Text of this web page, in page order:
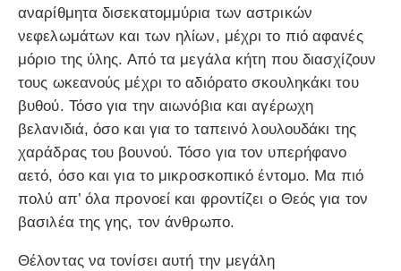
αναρίθμητα δισεκατομμύρια των αστρικών
νεφελωμάτων και των ηλίων, μέχρι το πιό αφανές
μόριο της ύλης. Από τα μεγάλα κήτη που διασχίζουν
τους ωκεανούς μέχρι το αδιόρατο σκουληκάκι του
βυθού. Τόσο για την αιωνόβια και αγέρωχη
βελανιδιά, όσο και για το ταπεινό λουλουδάκι της
χαράδρας του βουνού. Τόσο για τον υπερήφανο
αετό, όσο και για το μικροσκοπικό έντομο. Μα πιό
πολύ απ’ όλα προνοεί και φροντίζει ο Θεός για τον
βασιλέα της γης, τον άνθρωπο.
Θέλοντας να τονίσει αυτή την μεγάλη